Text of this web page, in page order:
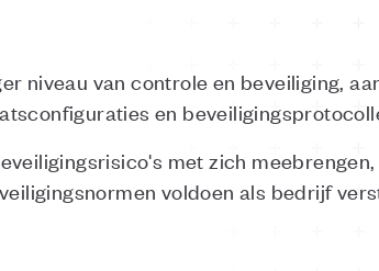
niveau van controle en beveiliging,
en
met zich
voldoen als bedrijf